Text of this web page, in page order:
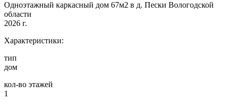
Одноэтажный каркасный дом 67м2 в д. Пески Вологодской
области
2026 г.
Характеристики:
тип
дом
кол-во этажей
1